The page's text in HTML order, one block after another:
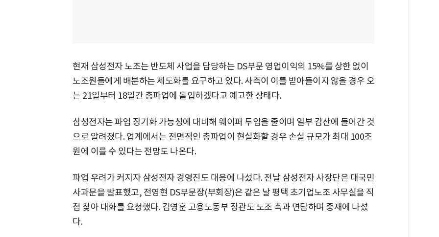
현재 삼성전자 노조는 반도체 사업을 담당하는 DS부문 영업이익의 15%를 상한 없이
노조원들에게 배분하는 제도화를 요구하고 있다. 사측이 이를 받아들이지 않을 경우 오
는 21일부터 18일간 총파업에 돌입하겠다고 예고한 상태다.
삼성전자는 파업 장기화 가능성에 대비해 웨이퍼 투입을 줄이며 일부 감산에 들어간 것
으로 알려졌다. 업계에서는 전면적인 총파업이 현실화할 경우 손실 규모가 최대 100조
원에 이를 수 있다는 전망도 나온다.
파업 우려가 커지자 삼성전자 경영진도 대응에 나섰다. 전날 삼성전자 사장단은 대국민
사과문을 발표했고, 전영현 DS부문장(부회장)은 같은 날 평택 초기업노조 사무실을 직
접 찾아 대화를 요청했다. 김영훈 고용노동부 장관도 노조 측과 면담하며 중재에 나섰
다.